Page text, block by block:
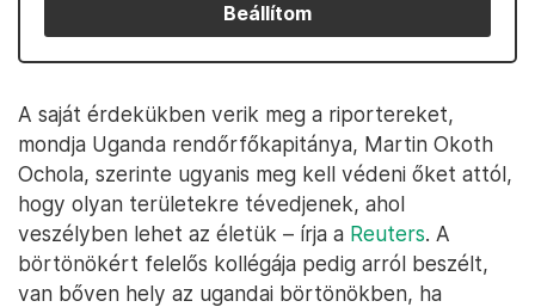
Beállítom
A saját érdekükben verik meg a riportereket,
mondja Uganda rendőrfőkapitánya, Martin Okoth
Ochola, szerinte ugyanis meg kell védeni őket attól,
hogy olyan területekre tévedjenek, ahol
veszélyben lehet az életük – írja a Reuters. A
börtönökért felelős kollégája pedig arról beszélt,
van bőven hely az ugandai börtönökben, ha